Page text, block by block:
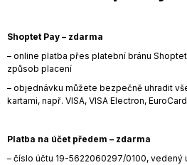
Shoptet Pay – zdarma
– online platba přes platební bránu
způsob placení
– objednávku můžete bezpečně uhradit
kartami, např. VISA, VISA Electron,
Platba na účet předem – zdarma
– číslo účtu 19-5622060297/0100, vedený